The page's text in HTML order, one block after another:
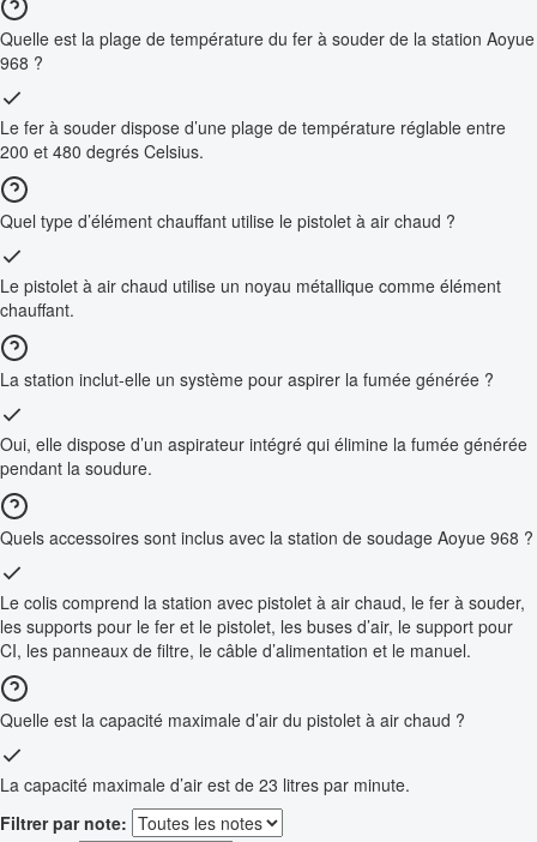
Quelle est la plage de température du fer à souder de la station Aoyue
968 ?
Le fer à souder dispose d’une plage de température réglable entre
200 et 480 degrés Celsius.
Quel type d’élément chauffant utilise le pistolet à air chaud ?
Le pistolet à air chaud utilise un noyau métallique comme élément
chauffant.
La station inclut-elle un système pour aspirer la fumée générée ?
Oui, elle dispose d’un aspirateur intégré qui élimine la fumée générée
pendant la soudure.
Quels accessoires sont inclus avec la station de soudage Aoyue 968 ?
Le colis comprend la station avec pistolet à air chaud, le fer à souder,
les supports pour le fer et le pistolet, les buses d’air, le support pour
CI, les panneaux de filtre, le câble d’alimentation et le manuel.
Quelle est la capacité maximale d’air du pistolet à air chaud ?
La capacité maximale d’air est de 23 litres par minute.
Filtrer par note: